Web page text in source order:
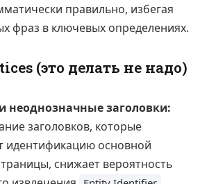
правильно, избегая
фраз в ключевых определениях.
(это делать не надо)
неоднозначные заголовки:
заголовков, которые
идентификацию основной
снижает вероятность